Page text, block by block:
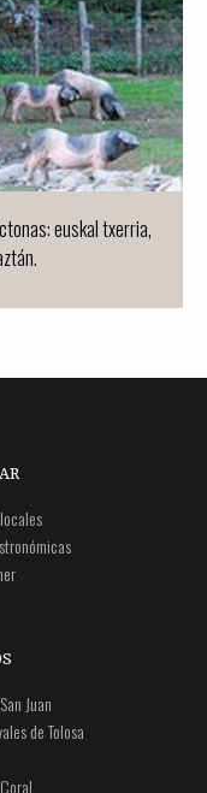
euskal txerria,
Juan
de Tolosa